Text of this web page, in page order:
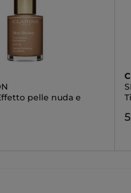
pelle nuda e